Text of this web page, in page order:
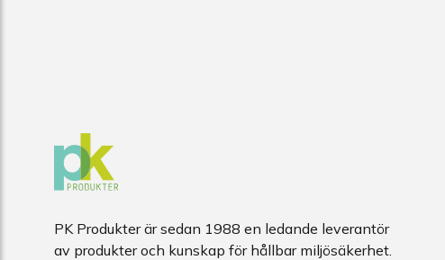
PK Produkter är sedan 1988 en ledande leverantör
av produkter och kunskap för hållbar miljösäkerhet.